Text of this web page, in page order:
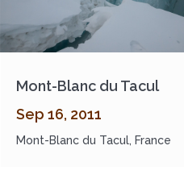
Mont-Blanc du Tacul
Sep 16, 2011
Mont-Blanc du Tacul, France